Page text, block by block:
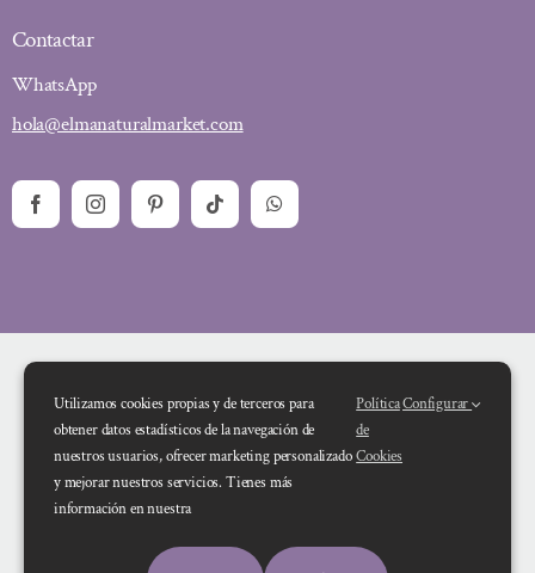
Contactar
WhatsApp
hola@elmanaturalmarket.com
Financiado por la Unión Europea – NextGenerationEU. Sin embargo, los
autores y no reflejan necesariamente los de la Unión Europea o la Comisión
Utilizamos cookies propias y de terceros para
obtener datos estadísticos de la navegación de
nuestros usuarios, ofrecer marketing personalizado
y mejorar nuestros servicios. Tienes más
información en nuestra
Política
de
Cookies
Configurar